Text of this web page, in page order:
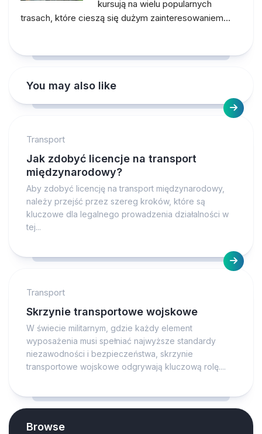
kursują na wielu popularnych
trasach, które cieszą się dużym zainteresowaniem…
You may also like
Transport
Jak zdobyć licencje na transport
międzynarodowy?
Aby zdobyć licencję na transport międzynarodowy,
należy przejść przez szereg kroków, które są
kluczowe dla legalnego prowadzenia działalności w
tej...
Transport
Skrzynie transportowe wojskowe
W świecie militarnym, gdzie każdy element
wyposażenia musi spełniać najwyższe standardy
niezawodności i bezpieczeństwa, skrzynie
transportowe wojskowe odgrywają kluczową rolę....
Browse